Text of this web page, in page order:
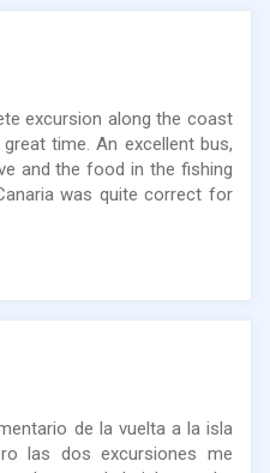
excursion along the coast
time. An excellent bus,
and the food in the fishing
was quite correct for
de la vuelta a la isla
las dos excursiones me